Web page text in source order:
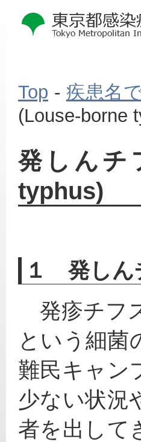
Top - 疾患名
(Louse-borne
本
文
こ
こ
か
ら
発しんチ
typhus)
１ 発しん
発疹チフ
という細菌
難民キャン
少ない状況
者を出して